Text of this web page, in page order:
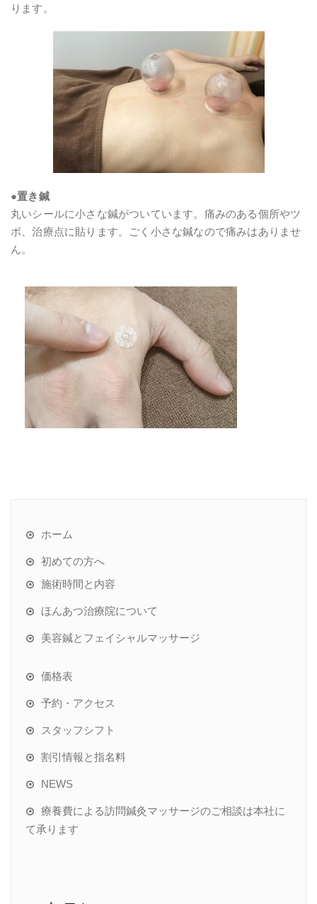
ります。
●置き鍼
丸いシールに小さな鍼がついています。痛みのある個所やツ
ボ、治療点に貼ります。ごく小さな鍼なので痛みはありませ
ん。
ホーム
初めての方へ
施術時間と内容
ほんあつ治療院について
美容鍼とフェイシャルマッサージ
価格表
予約・アクセス
スタッフシフト
割引情報と指名料
NEWS
療養費による訪問鍼灸マッサージのご相談は本社に
て承ります